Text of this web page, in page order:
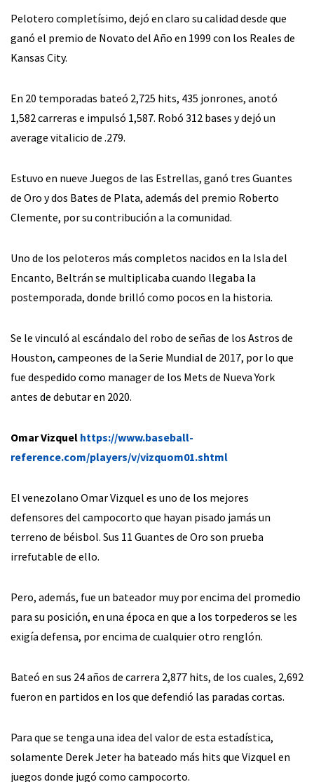
Pelotero completísimo, dejó en claro su calidad desde que
ganó el premio de Novato del Año en 1999 con los Reales de
Kansas City.
En 20 temporadas bateó 2,725 hits, 435 jonrones, anotó
1,582 carreras e impulsó 1,587. Robó 312 bases y dejó un
average vitalicio de .279.
Estuvo en nueve Juegos de las Estrellas, ganó tres Guantes
de Oro y dos Bates de Plata, además del premio Roberto
Clemente, por su contribución a la comunidad.
Uno de los peloteros más completos nacidos en la Isla del
Encanto, Beltrán se multiplicaba cuando llegaba la
postemporada, donde brilló como pocos en la historia.
Se le vinculó al escándalo del robo de señas de los Astros de
Houston, campeones de la Serie Mundial de 2017, por lo que
fue despedido como manager de los Mets de Nueva York
antes de debutar en 2020.
Omar Vizquel https://www.baseball-
reference.com/players/v/vizquom01.shtml
El venezolano Omar Vizquel es uno de los mejores
defensores del campocorto que hayan pisado jamás un
terreno de béisbol. Sus 11 Guantes de Oro son prueba
irrefutable de ello.
Pero, además, fue un bateador muy por encima del promedio
para su posición, en una época en que a los torpederos se les
exigía defensa, por encima de cualquier otro renglón.
Bateó en sus 24 años de carrera 2,877 hits, de los cuales, 2,692
fueron en partidos en los que defendió las paradas cortas.
Para que se tenga una idea del valor de esta estadística,
solamente Derek Jeter ha bateado más hits que Vizquel en
juegos donde jugó como campocorto.